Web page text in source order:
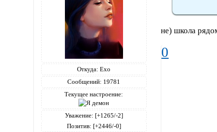
Откуда: Ехо
Сообщений: 19781
Текущее настроение:
Уважение: [+1265/-2]
Позитив: [+2446/-0]
не) школа
0